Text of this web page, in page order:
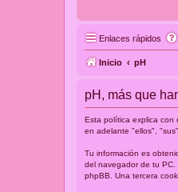
Enlaces rápidos
Inicio pH
pH, más que
Esta política explica con
en adelante "ellos",
Tu información es
del navegador de tu
phpBB. Una tercera